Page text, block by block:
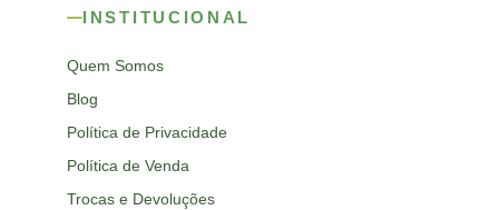
INSTITUCIONAL
Quem Somos
Blog
Política de Privacidade
Política de Venda
Trocas e Devoluções